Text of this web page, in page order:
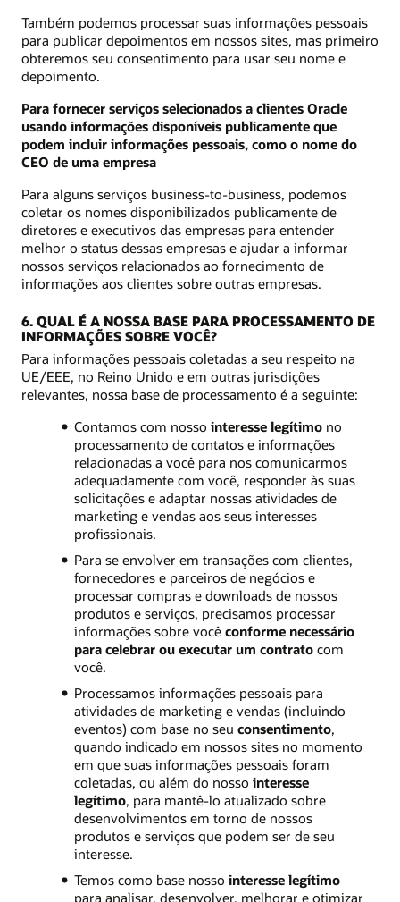
Também podemos processar suas informações pessoais
para publicar depoimentos em nossos sites, mas primeiro
obteremos seu consentimento para usar seu nome e
depoimento.
Para fornecer serviços selecionados a clientes Oracle
usando informações disponíveis publicamente que
podem incluir informações pessoais, como o nome do
CEO de uma empresa
Para alguns serviços business-to-business, podemos
coletar os nomes disponibilizados publicamente de
diretores e executivos das empresas para entender
melhor o status dessas empresas e ajudar a informar
nossos serviços relacionados ao fornecimento de
informações aos clientes sobre outras empresas.
6. QUAL É A NOSSA BASE PARA PROCESSAMENTO DE
INFORMAÇÕES SOBRE VOCÊ?
Para informações pessoais coletadas a seu respeito na
UE/EEE, no Reino Unido e em outras jurisdições
relevantes, nossa base de processamento é a seguinte:
Contamos com nosso interesse legítimono
processamento de contatos e informações
relacionadas a você para nos comunicarmos
adequadamente com você, responder às suas
solicitações e adaptar nossas atividades de
marketing e vendas aos seus interesses
profissionais.
Para se envolver em transações com clientes,
fornecedores e parceiros de negócios e
processar compras e downloads de nossos
produtos e serviços, precisamos processar
informações sobre você conforme necessário
para celebrar ou executar um contratocom
você.
Processamos informações pessoais para
atividades de marketing e vendas (incluindo
eventos) com base no seu consentimento,
quando indicado em nossos sites no momento
em que suas informações pessoais foram
coletadas, ou além do nosso interesse
legítimo, para mantê-lo atualizado sobre
desenvolvimentos em torno de nossos
produtos e serviços que podem ser de seu
interesse.
Temos como base nosso interesse legítimo
para analisar, desenvolver, melhorar e otimizar